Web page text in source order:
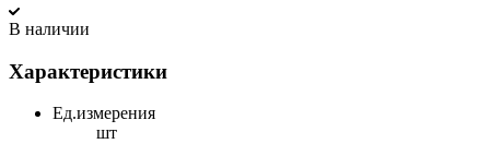
В наличии
Характеристики
Ед.измерения
шт